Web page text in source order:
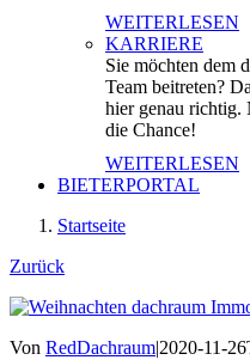
WEITERLESEN
KARRIERE
Sie möchten dem
Team beitreten?
hier genau richtig.
die Chance!
WEITERLESEN
BIETERPORTAL
Startseite
Zurück
Von RedDachraum|2020-11-